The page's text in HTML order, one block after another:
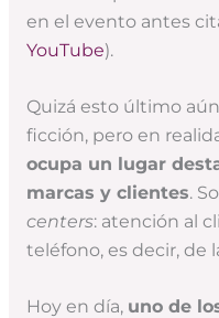
en el evento antes
YouTube).
Quizá esto último
ficción, pero en
ocupa un lugar
marcas y clientes.
centers: atención al
teléfono, es decir, de
Hoy en día, uno de